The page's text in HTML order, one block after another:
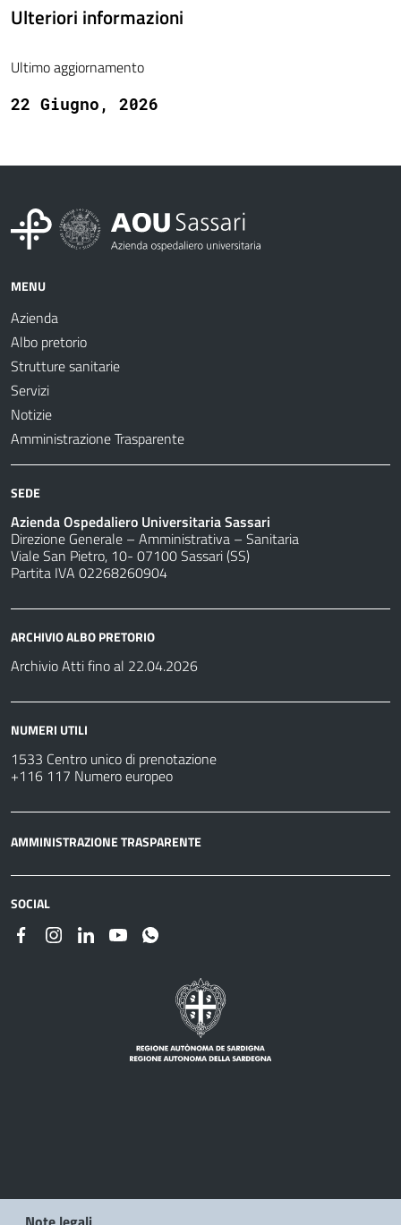
Ulteriori informazioni
Ultimo aggiornamento
22 Giugno, 2026
MENU
Azienda
Albo pretorio
Strutture sanitarie
Servizi
Notizie
Amministrazione Trasparente
SEDE
Azienda Ospedaliero Universitaria Sassari
Direzione Generale – Amministrativa – Sanitaria
Viale San Pietro, 10- 07100 Sassari (SS)
Partita IVA 02268260904
ARCHIVIO ALBO PRETORIO
Archivio Atti fino al 22.04.2026
NUMERI UTILI
1533 Centro unico di prenotazione
+116 117 Numero europeo
AMMINISTRAZIONE TRASPARENTE
SOCIAL